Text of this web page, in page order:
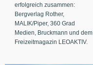
erfolgreich zusammen:
Bergverlag Rother,
MALIK/Piper, 360 Grad
Medien, Bruckmann und dem
Freizeitmagazin LEOAKTIV.